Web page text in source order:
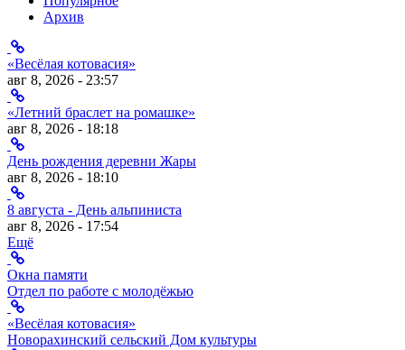
Архив
«Весёлая котовасия»
авг 8, 2026 - 23:57
«Летний браслет на ромашке»
авг 8, 2026 - 18:18
День рождения деревни Жары
авг 8, 2026 - 18:10
8 августа - День альпиниста
авг 8, 2026 - 17:54
Ещё
Окна памяти
Отдел по работе с молодёжью
«Весёлая котовасия»
Новорахинский сельский Дом культуры